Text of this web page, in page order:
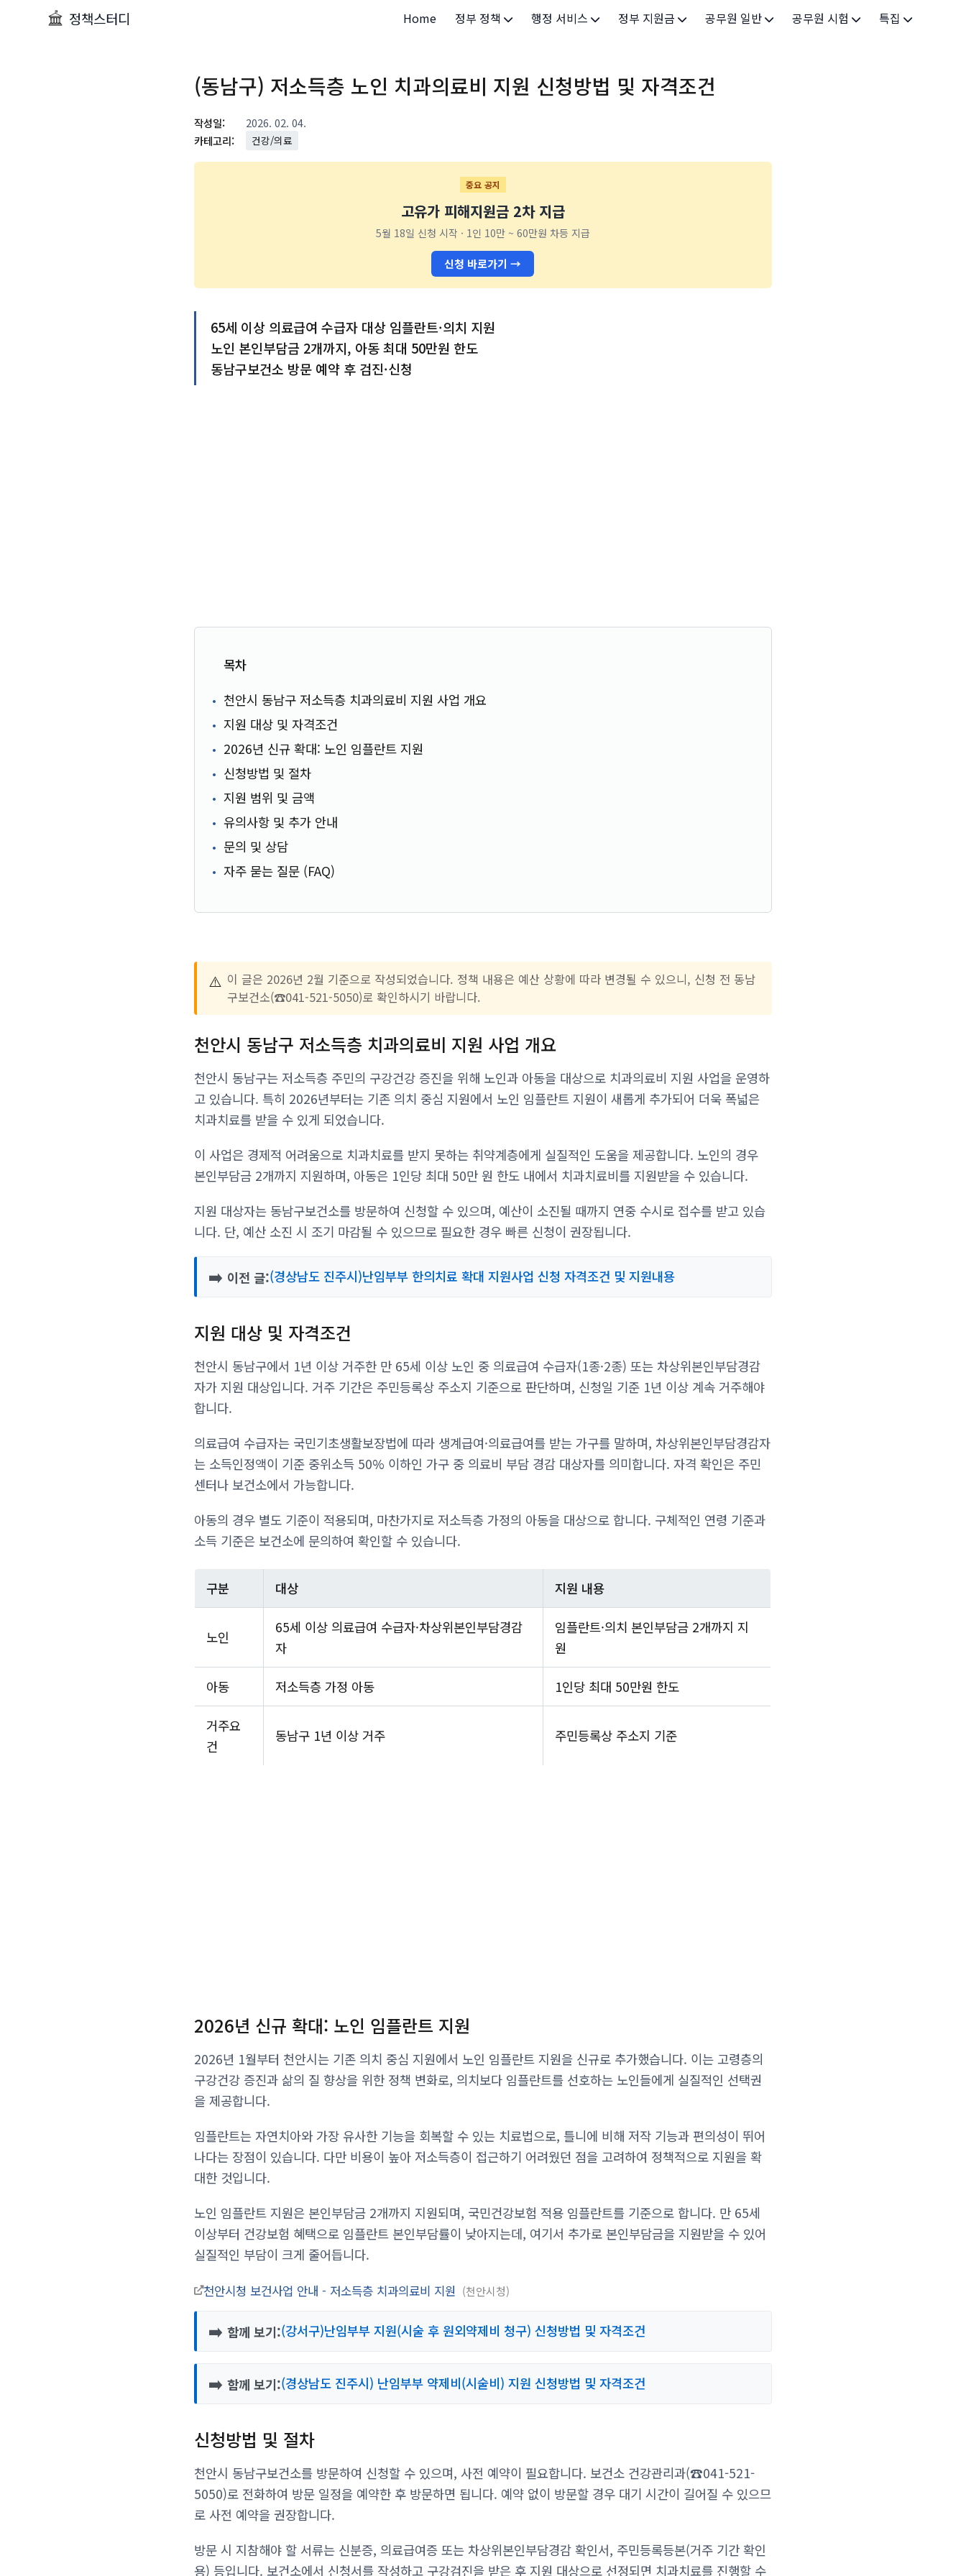
정책스터디 Home 정부 정책
정부 정책
행정 서비스
보조금24
세무/납부
기타 서비스
정부 지원금
소상공인
공무원 일반
공무원 제도
공무원 시험 특집
(동남구) 저소득층 노인 치과의료비 지원 신청방법 및 자격조건
작성일:
2026. 02. 04.
카테고리:
건강/의료
중요 공지
고유가 피해지원금 2차 지급
5월 18일 신청 시작 · 1인 10만 ~ 60만원 차등 지급
신청 바로가기 →
65세 이상 의료급여 수급자 대상 임플란트·의치 지원
노인 본인부담금 2개까지, 아동 최대 50만원 한도
동남구보건소 방문 예약 후 검진·신청
목차
천안시 동남구 저소득층 치과의료비 지원 사업 개요
지원 대상 및 자격조건
2026년 신규 확대: 노인 임플란트 지원
신청방법 및 절차
지원 범위 및 금액
유의사항 및 추가 안내
문의 및 상담
자주 묻는 질문 (FAQ)
⚠️ 이 글은 2026년 2월 기준으로 작성되었습니다. 정책 내용은 예산 상황에 따라 변경될 수 있으니, 신청 전 동남
구보건소(☎041-521-5050)로 확인하시기 바랍니다.
천안시 동남구 저소득층 치과의료비 지원 사업 개요
천안시 동남구는 저소득층 주민의 구강건강 증진을 위해 노인과 아동을 대상으로 치과의료비 지원 사업을 운영하
고 있습니다. 특히 2026년부터는 기존 의치 중심 지원에서 노인 임플란트 지원이 새롭게 추가되어 더욱 폭넓은
치과치료를 받을 수 있게 되었습니다.
이 사업은 경제적 어려움으로 치과치료를 받지 못하는 취약계층에게 실질적인 도움을 제공합니다. 노인의 경우
본인부담금 2개까지 지원하며, 아동은 1인당 최대 50만 원 한도 내에서 치과치료비를 지원받을 수 있습니다.
지원 대상자는 동남구보건소를 방문하여 신청할 수 있으며, 예산이 소진될 때까지 연중 수시로 접수를 받고 있습
니다. 단, 예산 소진 시 조기 마감될 수 있으므로 필요한 경우 빠른 신청이 권장됩니다.
➡️ 이전 글:(경상남도 진주시)난임부부 한의치료 확대 지원사업 신청 자격조건 및 지원내용
지원 대상 및 자격조건
천안시 동남구에서 1년 이상 거주한 만 65세 이상 노인 중 의료급여 수급자(1종·2종) 또는 차상위본인부담경감
자가 지원 대상입니다. 거주 기간은 주민등록상 주소지 기준으로 판단하며, 신청일 기준 1년 이상 계속 거주해야
합니다.
의료급여 수급자는 국민기초생활보장법에 따라 생계급여·의료급여를 받는 가구를 말하며, 차상위본인부담경감자
는 소득인정액이 기준 중위소득 50% 이하인 가구 중 의료비 부담 경감 대상자를 의미합니다. 자격 확인은 주민
센터나 보건소에서 가능합니다.
아동의 경우 별도 기준이 적용되며, 마찬가지로 저소득층 가정의 아동을 대상으로 합니다. 구체적인 연령 기준과
소득 기준은 보건소에 문의하여 확인할 수 있습니다.
구분 대상 지원 내용
노인
65세 이상 의료급여 수급자·차상위본인부담경감
자
임플란트·의치 본인부담금 2개까지 지
원
아동 저소득층 가정 아동 1인당 최대 50만원 한도
거주요
건
동남구 1년 이상 거주 주민등록상 주소지 기준
2026년 신규 확대: 노인 임플란트 지원
2026년 1월부터 천안시는 기존 의치 중심 지원에서 노인 임플란트 지원을 신규로 추가했습니다. 이는 고령층의
구강건강 증진과 삶의 질 향상을 위한 정책 변화로, 의치보다 임플란트를 선호하는 노인들에게 실질적인 선택권
을 제공합니다.
임플란트는 자연치아와 가장 유사한 기능을 회복할 수 있는 치료법으로, 틀니에 비해 저작 기능과 편의성이 뛰어
나다는 장점이 있습니다. 다만 비용이 높아 저소득층이 접근하기 어려웠던 점을 고려하여 정책적으로 지원을 확
대한 것입니다.
노인 임플란트 지원은 본인부담금 2개까지 지원되며, 국민건강보험 적용 임플란트를 기준으로 합니다. 만 65세
이상부터 건강보험 혜택으로 임플란트 본인부담률이 낮아지는데, 여기서 추가로 본인부담금을 지원받을 수 있어
실질적인 부담이 크게 줄어듭니다.
천안시청 보건사업 안내 - 저소득층 치과의료비 지원 천안시청
➡️ 함께 보기:(강서구)난임부부 지원(시술 후 원외약제비 청구) 신청방법 및 자격조건
➡️ 함께 보기:(경상남도 진주시) 난임부부 약제비(시술비) 지원 신청방법 및 자격조건
신청방법 및 절차
천안시 동남구보건소를 방문하여 신청할 수 있으며, 사전 예약이 필요합니다. 보건소 건강관리과(☎041-521-
5050)로 전화하여 방문 일정을 예약한 후 방문하면 됩니다. 예약 없이 방문할 경우 대기 시간이 길어질 수 있으므
로 사전 예약을 권장합니다.
방문 시 지참해야 할 서류는 신분증, 의료급여증 또는 차상위본인부담경감 확인서, 주민등록등본(거주 기간 확인
용) 등입니다. 보건소에서 신청서를 작성하고 구강검진을 받은 후 지원 대상으로 선정되면 치과치료를 진행할 수